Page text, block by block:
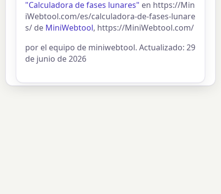
"Calculadora de fases lunares" en https://Min
iWebtool.com/es/calculadora-de-fases-lunare
s/ de MiniWebtool, https://MiniWebtool.com/
por el equipo de miniwebtool. Actualizado: 29
de junio de 2026